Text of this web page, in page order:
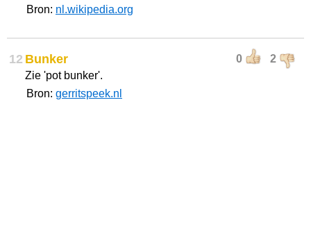
Bron: nl.wikipedia.org
12 0 2
Bunker
Zie 'pot bunker'.
Bron: gerritspeek.nl